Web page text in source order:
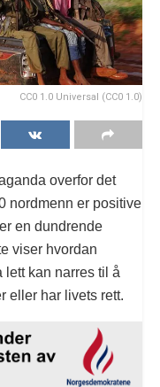
CC0 1.0 Universal (CC0 1.0)
overfor det
nordmenn er positive
en dundrende
viser hvordan
kan narres til å
eller har livets rett.